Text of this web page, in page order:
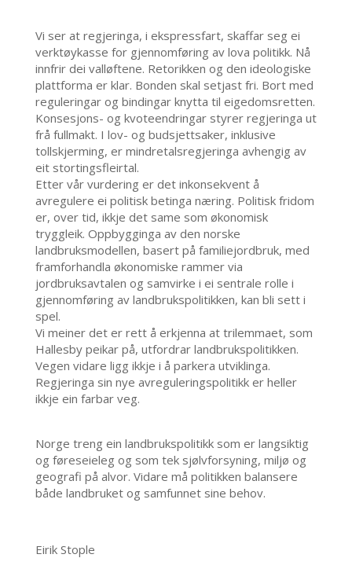
Vi ser at regjeringa, i ekspressfart, skaffar seg ei
verktøykasse for gjennomføring av lova politikk. Nå
innfrir dei valløftene. Retorikken og den ideologiske
plattforma er klar. Bonden skal setjast fri. Bort med
reguleringar og bindingar knytta til eigedomsretten.
Konsesjons- og kvoteendringar styrer regjeringa ut
frå fullmakt. I lov- og budsjettsaker, inklusive
tollskjerming, er mindretalsregjeringa avhengig av
eit stortingsfleirtal.
Etter vår vurdering er det inkonsekvent å
avregulere ei politisk betinga næring. Politisk fridom
er, over tid, ikkje det same som økonomisk
tryggleik. Oppbygginga av den norske
landbruksmodellen, basert på familiejordbruk, med
framforhandla økonomiske rammer via
jordbruksavtalen og samvirke i ei sentrale rolle i
gjennomføring av landbrukspolitikken, kan bli sett i
spel.
Vi meiner det er rett å erkjenna at trilemmaet, som
Hallesby peikar på, utfordrar landbrukspolitikken.
Vegen vidare ligg ikkje i å parkera utviklinga.
Regjeringa sin nye avreguleringspolitikk er heller
ikkje ein farbar veg.
Norge treng ein landbrukspolitikk som er langsiktig
og føreseieleg og som tek sjølvforsyning, miljø og
geografi på alvor. Vidare må politikken balansere
både landbruket og samfunnet sine behov.
Eirik Stople